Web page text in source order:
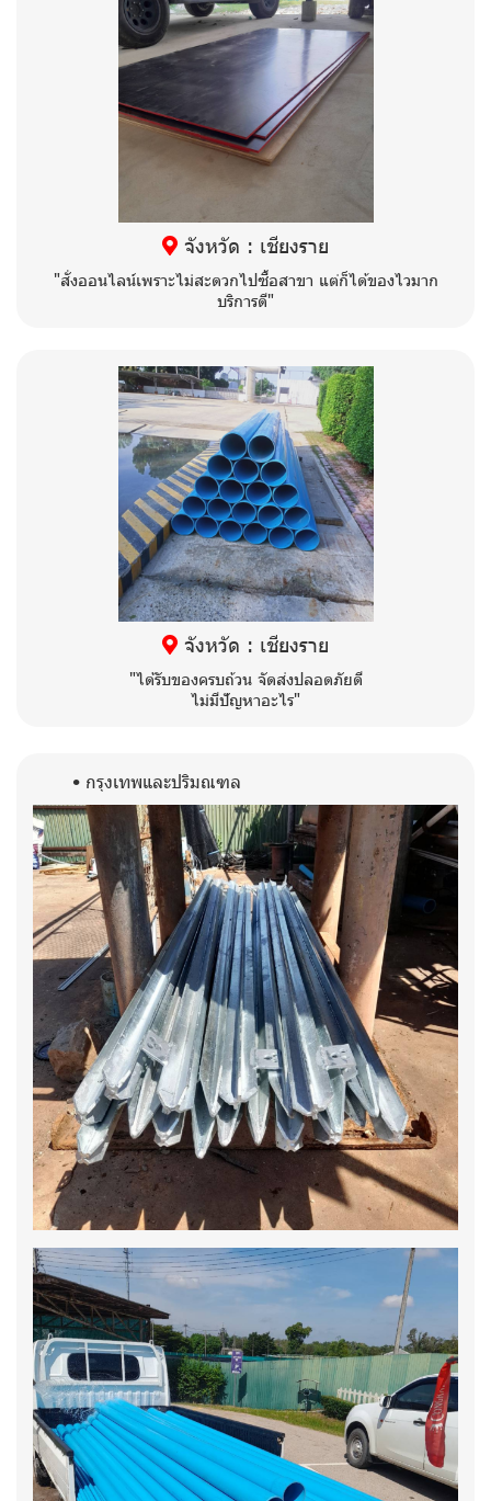
จังหวัด : เชียงราย
"สั่งออนไลน์เพราะไม่สะดวกไปซื้อสาขา แต่ก็ได้ของไวมาก
บริการดี"
จังหวัด : เชียงราย
"ได้รับของครบถ้วน จัดส่งปลอดภัยดี
ไม่มีปัญหาอะไร"
กรุงเทพและปริมณฑล